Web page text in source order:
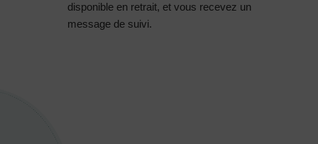
disponible en retrait, et vous recevez un
message de suivi.